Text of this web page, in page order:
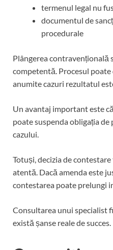
termenul legal nu
documentul de
procedurale
Plângerea contravențională
competentă. Procesul
anumite cazuri rezultatul
Un avantaj important este
poate suspenda obligația
cazului.
Totuși, decizia de
atentă. Dacă amenda este
contestarea poate prelungi
Consultarea unui specialist
există șanse reale de succes.